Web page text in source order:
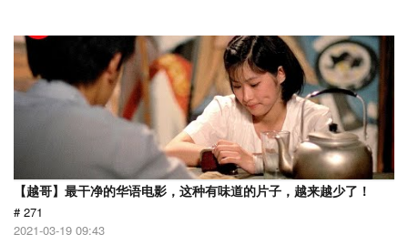
【越哥】最干净的华语电影，这种有味道的片子，越来越少了！
# 271
2021-03-19 09:43